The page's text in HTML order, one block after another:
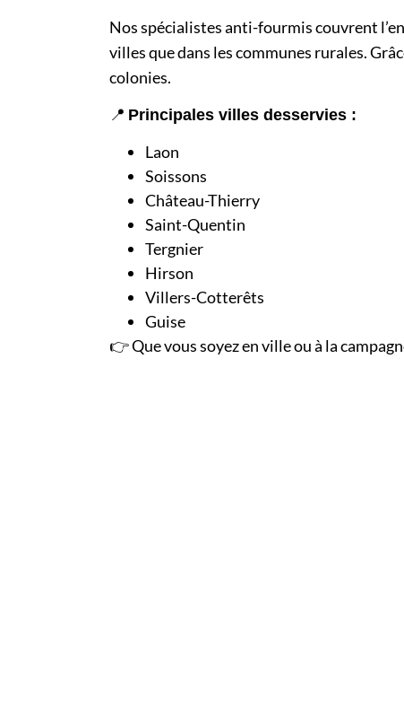
Nos spécialistes anti-fourmis couvrent
villes que dans les communes rurales.
colonies.
📍 Principales villes desservies :
Laon
Soissons
Château-Thierry
Saint-Quentin
Tergnier
Hirson
Villers-Cotterêts
Guise
👉 Que vous soyez en ville ou à la